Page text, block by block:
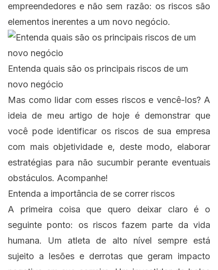
empreendedores e não sem razão: os riscos são
elementos inerentes a um novo negócio.
Entenda quais são os principais riscos de um
novo negócio
Mas como lidar com esses riscos e vencê-los? A
ideia de meu artigo de hoje é demonstrar que
você pode identificar os riscos de sua empresa
com mais objetividade e, deste modo, elaborar
estratégias para não sucumbir perante eventuais
obstáculos. Acompanhe!
Entenda a importância de se correr riscos
A primeira coisa que quero deixar claro é o
seguinte ponto: os riscos fazem parte da vida
humana. Um atleta de alto nível sempre está
sujeito a lesões e derrotas que geram impacto